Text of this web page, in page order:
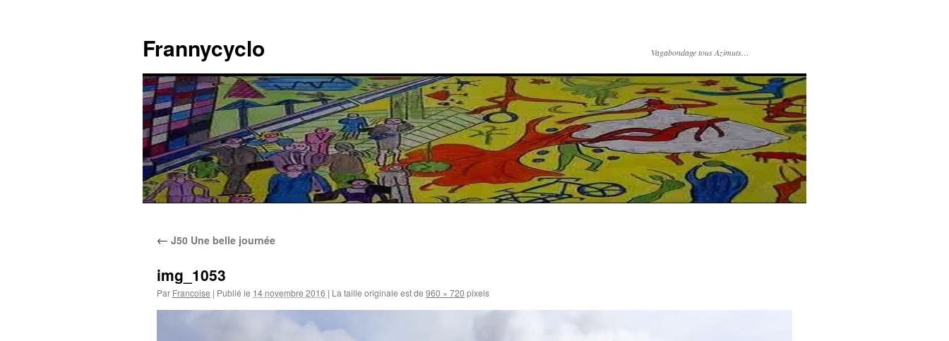
contenu
Frannycyclo Vagabondage tous Azimuts…
← J50 Une belle journée
img_1053
Par Francoise | Publié le 14 novembre 2016 | La taille originale est de 960 × 720 pixels